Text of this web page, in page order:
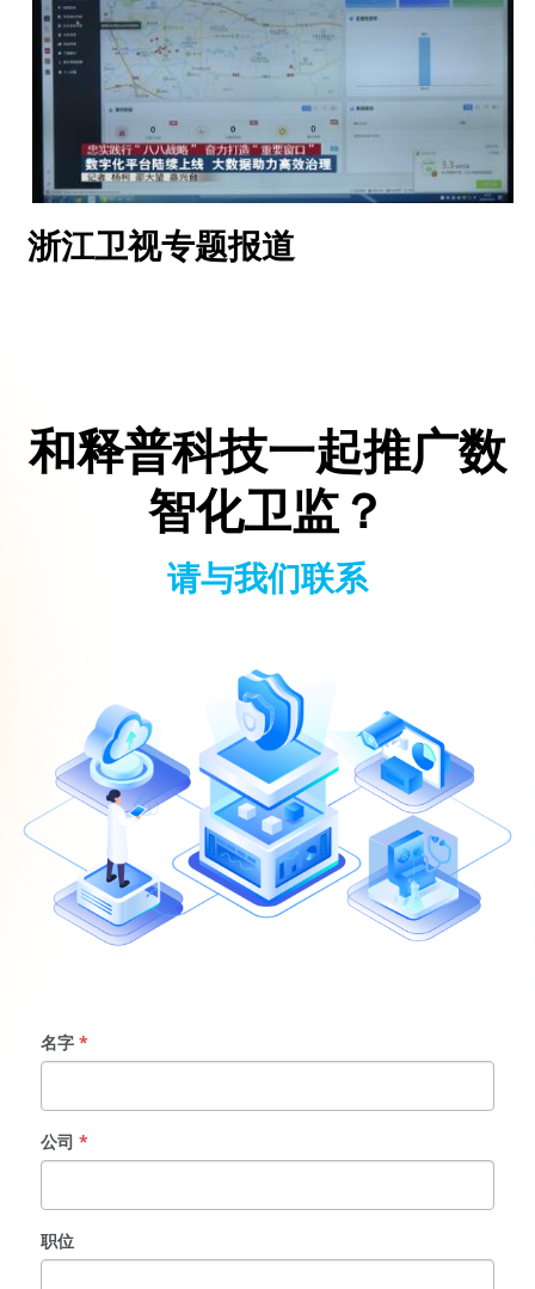
浙江卫视专题报道
和释普科技一起推广数
智化卫监？
请与我们联系
名字*
公司 *
职位